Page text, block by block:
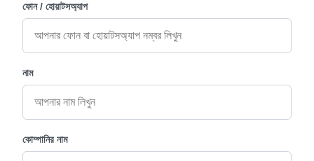
ফোন / হোয়াটসঅ্যাপ
নাম
কোম্পানির নাম